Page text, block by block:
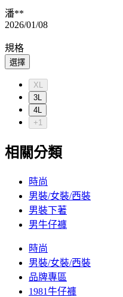
潘**
2026/01/08
規格
選擇
XL
3L
4L
+1
相關分類
時尚
男裝/女裝/西裝
男裝下著
男牛仔褲
時尚
男裝/女裝/西裝
品牌專區
1981牛仔褲